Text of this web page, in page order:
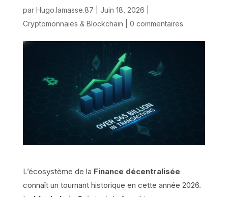
par Hugo.lamasse.87 Juin 18, 2026
Cryptomonnaies & Blockchain
0 commentaires
L’écosystème de la Finance décentralisée
connaît un tournant historique en cette année 2026.